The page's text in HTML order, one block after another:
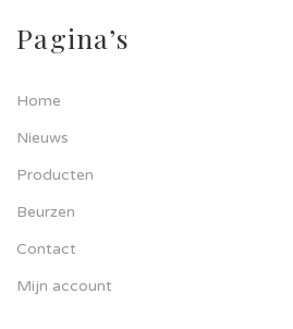
Pagina’s
Home
Nieuws
Producten
Beurzen
Contact
Mijn account